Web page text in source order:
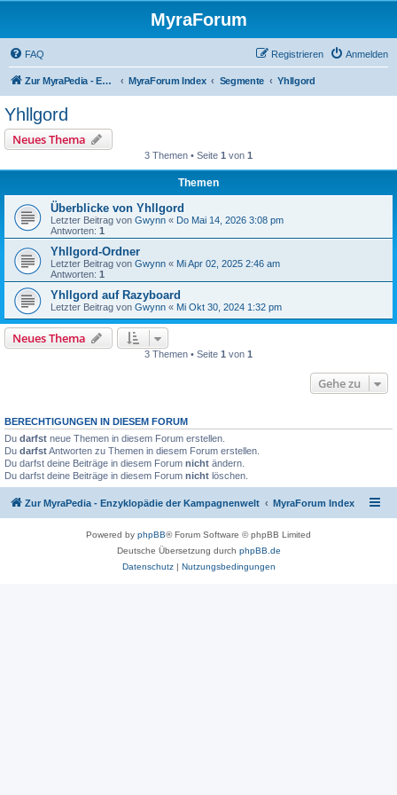
MyraForum
FAQ Anmelden
Registrieren
Zur MyraPedia - Enzyklopädie der Kampagnenwelt MyraForum Index Segmente Yhllgord
Yhllgord
Neues Thema
3 Themen • Seite 1 von 1
Themen
Überblicke von Yhllgord
Letzter Beitrag von Gwynn « Do Mai 14, 2026 3:08 pm
Antworten: 1
Yhllgord-Ordner
Letzter Beitrag von Gwynn « Mi Apr 02, 2025 2:46 am
Antworten: 1
Yhllgord auf Razyboard
Letzter Beitrag von Gwynn « Mi Okt 30, 2024 1:32 pm
Neues Thema
3 Themen • Seite 1 von 1
Gehe zu
BERECHTIGUNGEN IN DIESEM FORUM
Du darfst neue Themen in diesem Forum erstellen.
Du darfstAntworten zu Themen in diesem Forum erstellen.
Du darfst deine Beiträge in diesem Forum nicht ändern.
Du darfst deine Beiträge in diesem Forum nicht löschen.
Zur MyraPedia - Enzyklopädie der Kampagnenwelt MyraForum Index
Powered by phpBB® Forum Software © phpBB Limited
Deutsche Übersetzung durch phpBB.de
Datenschutz| Nutzungsbedingungen